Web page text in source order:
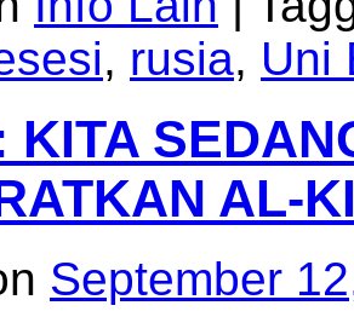
, rusia, Uni
KITA
AL-
September